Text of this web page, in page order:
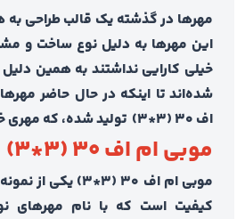
مهر‌ها در گذشته یک قالب طراحی به
این مهرها به دلیل نوع ساخت و
خیلی کارایی نداشتند به همین
شده‌اند تا اینکه در حال حاضر
اف ۳۰ (۳*۳) تولید شده، که مهری خاص و بی‌نظیر است.
موبی ام اف ۳۰ (۳*۳)
موبی ام اف ۳۰ (۳*۳)
کیفیت است که با نام مهرهای